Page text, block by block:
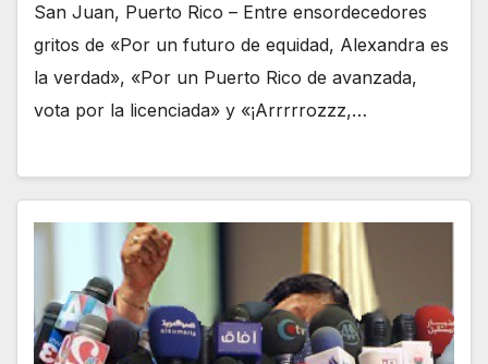
San Juan, Puerto Rico – Entre ensordecedores
gritos de «Por un futuro de equidad, Alexandra es
la verdad», «Por un Puerto Rico de avanzada,
vota por la licenciada» y «¡Arrrrrozzz,…